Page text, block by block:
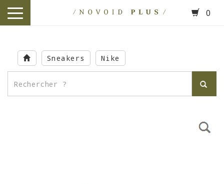
main
content
toggle
0
Sneakers Nike